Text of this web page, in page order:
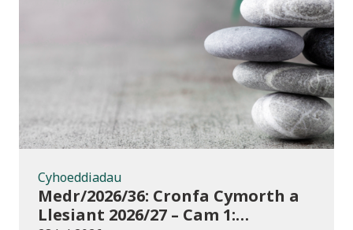
Cyhoeddiadau
Cyhoeddiadau
Medr/2026/36: Cronfa Cymorth a
Llesiant 2026/27 – Cam 1: